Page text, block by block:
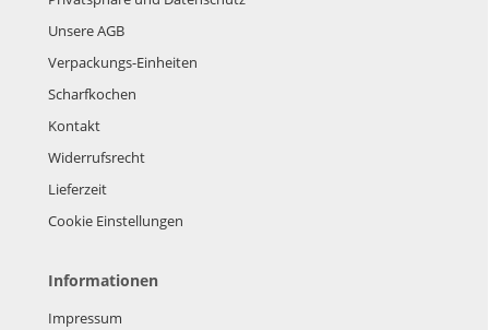
Unsere AGB
Verpackungs-Einheiten
Scharfkochen
Kontakt
Widerrufsrecht
Lieferzeit
Cookie Einstellungen
Informationen
Impressum